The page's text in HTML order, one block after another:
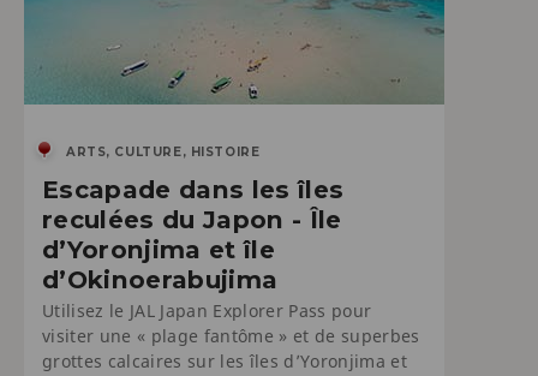
ARTS, CULTURE, HISTOIRE
Escapade dans les îles
reculées du Japon - Île
d’Yoronjima et île
d’Okinoerabujima
Utilisez le JAL Japan Explorer Pass pour
visiter une « plage fantôme » et de superbes
grottes calcaires sur les îles d’Yoronjima et